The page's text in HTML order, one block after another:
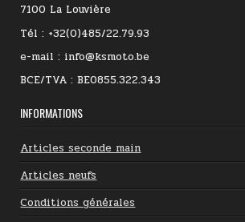
7100 La Louvière
Tél : +32(0)485/22.79.93
e-mail : info@ksmoto.be
BCE/TVA : BE0855.322.343
INFORMATIONS
Articles seconde main
Articles neufs
Conditions générales